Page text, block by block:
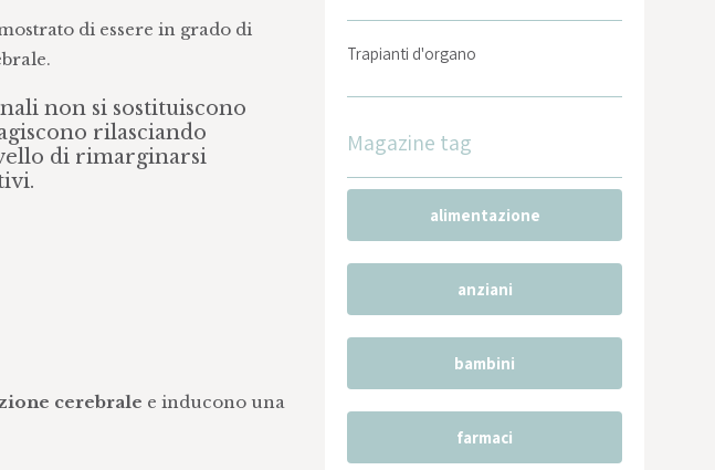
di essere in grado di
non si sostituiscono
rilasciando
di rimarginarsi
cerebrale e inducono una
Trapianti d'organo
Magazine tag
alimentazione
anziani
bambini
farmaci